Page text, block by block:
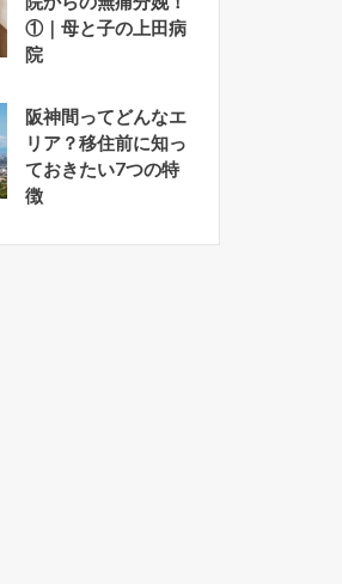
①｜母と子の上田病
院
阪神間ってどんなエ
リア？移住前に知っ
ておきたい7つの特
徴